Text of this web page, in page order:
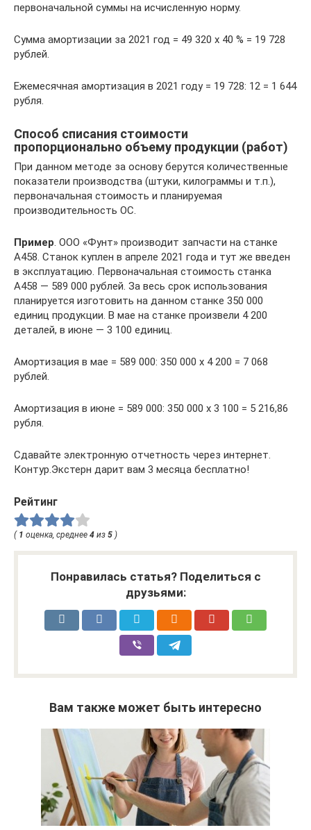
первоначальной суммы на исчисленную норму.
Сумма амортизации за 2021 год = 49 320 х 40 % = 19 728
рублей.
Ежемесячная амортизация в 2021 году = 19 728: 12 = 1 644
рубля.
Способ списания стоимости
пропорционально объему продукции (работ)
При данном методе за основу берутся количественные
показатели производства (штуки, килограммы и т.п.),
первоначальная стоимость и планируемая
производительность ОС.
Пример. ООО «Фунт» производит запчасти на станке
А458. Станок куплен в апреле 2021 года и тут же введен
в эксплуатацию. Первоначальная стоимость станка
А458 — 589 000 рублей. За весь срок использования
планируется изготовить на данном станке 350 000
единиц продукции. В мае на станке произвели 4 200
деталей, в июне — 3 100 единиц.
Амортизация в мае = 589 000: 350 000 х 4 200 = 7 068
рублей.
Амортизация в июне = 589 000: 350 000 х 3 100 = 5 216,86
рубля.
Сдавайте электронную отчетность через интернет.
Контур.Экстерн дарит вам 3 месяца бесплатно!
Рейтинг
( 1 оценка, среднее 4 из 5 )
Понравилась статья? Поделиться с
друзьями:
Вам также может быть интересно